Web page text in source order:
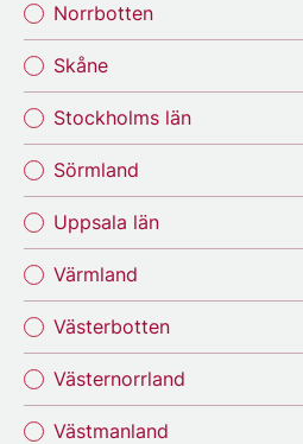
Norrbotten
Skåne
Stockholms län
Sörmland
Uppsala län
Värmland
Västerbotten
Västernorrland
Västmanland